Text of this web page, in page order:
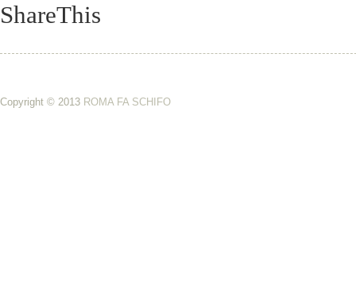
ShareThis
Copyright © 2013 ROMA FA SCHIFO